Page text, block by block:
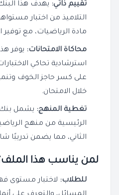
تقييم ذاتي: يهدف هذا
التلاميذ من اختبار
مادة الرياضيات، مع توفير
محاكاة الامتحانات: يوفر
استرشادية تحاكي
على كسر حاجز الخوف
خلال الامتحان.
تغطية المنهج: يشمل بنك
الرئيسية من منهج
الثاني، مما يضمن تدريبًا
لمن يناسب هذا
للطلاب: لاختبار مستوى